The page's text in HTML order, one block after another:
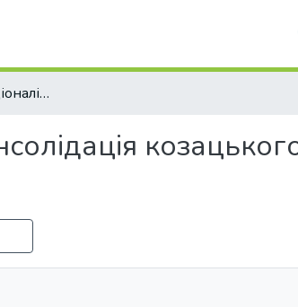
“Союз козаків-націоналістів” в Болгарії: консолідація козацького руху в документах 1930-х років